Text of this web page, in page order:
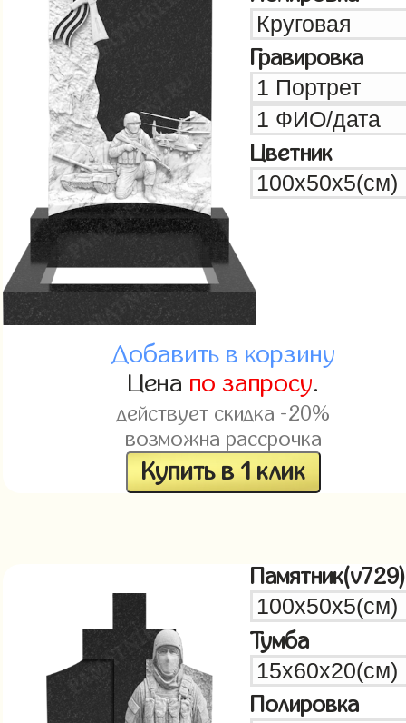
Гравировка
Цветник
Добавить в корзину
Цена по запросу.
действует скидка -20%
возможна рассрочка
Купить в 1 клик
Памятник(v729)
Тумба
Полировка